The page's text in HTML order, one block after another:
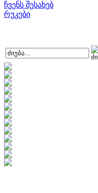
ჩვენს შესახებ
რუკები